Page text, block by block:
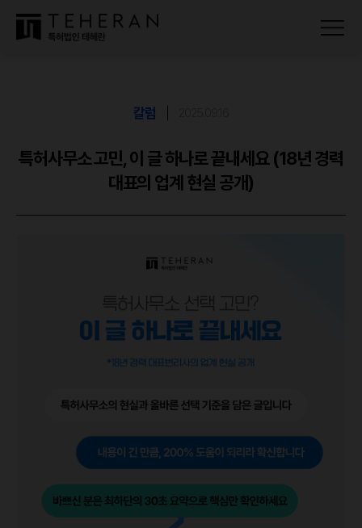
칼럼
특허사무소 고민, 이 글 하나로 끝내세요 (18년 경력
대표의 업계 현실 공개)